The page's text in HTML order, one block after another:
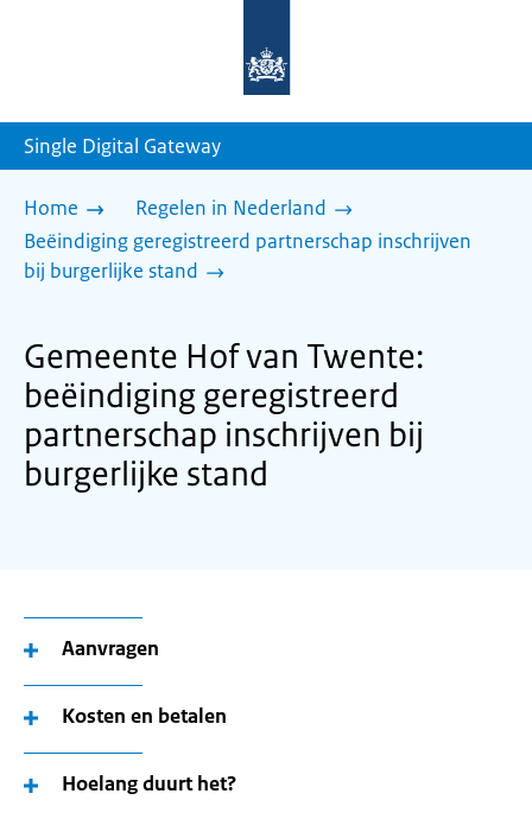
homepage
Single Digital Gateway
Home
Regelen in Nederland
Beëindiging geregistreerd partnerschap inschrijven
bij burgerlijke stand
Gemeente Hof van Twente:
beëindiging geregistreerd
partnerschap inschrijven bij
burgerlijke stand
Aanvragen
Kosten en betalen
Hoelang duurt het?